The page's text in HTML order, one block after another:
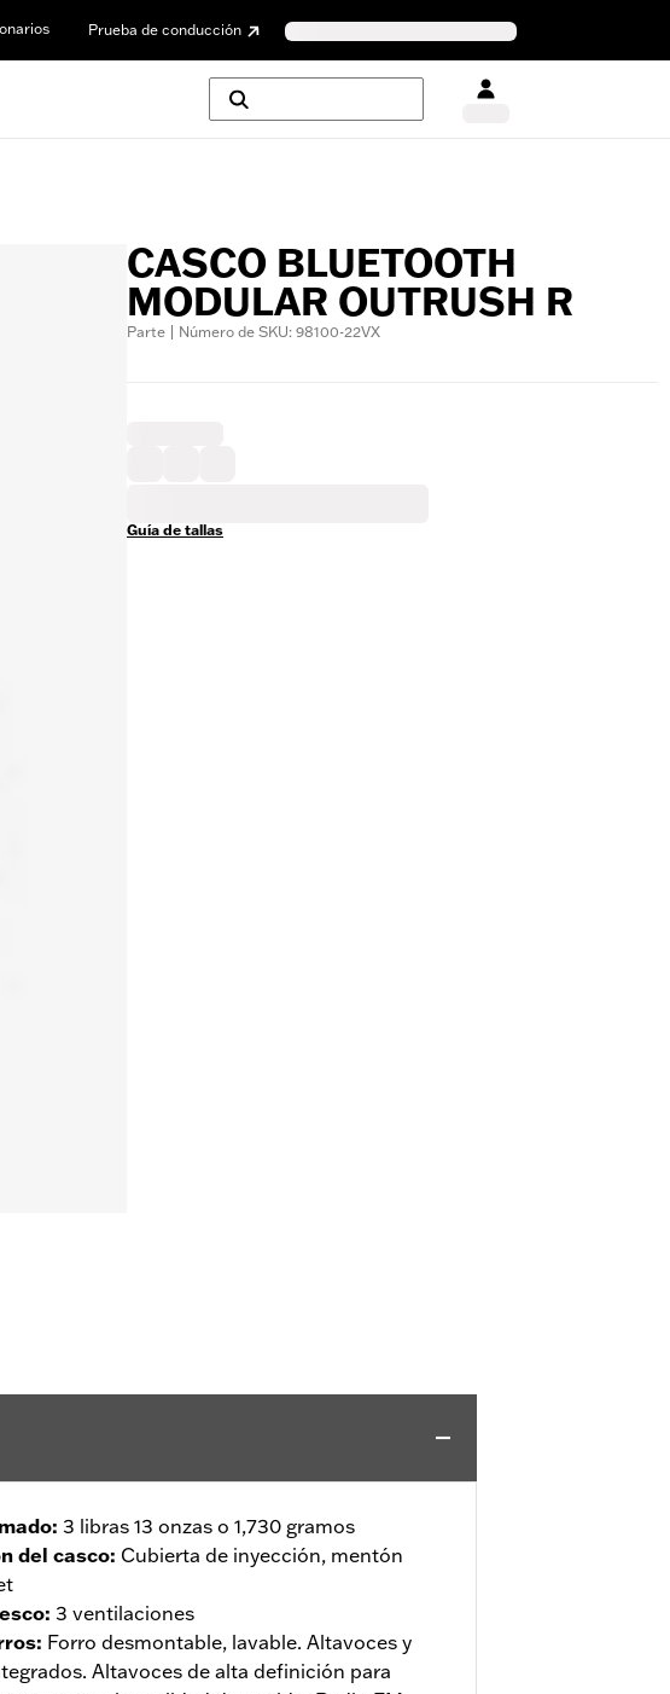
Prueba de conducción
CASCO BLUETOOTH
MODULAR OUTRUSH R
Parte | Número de SKU: 98100-22VX
Guía de tallas
: 3 libras 13 onzas o 1,730 gramos
del casco: Cubierta de inyección, mentón
: 3 ventilaciones
: Forro desmontable, lavable. Altavoces y
Altavoces de alta definición para